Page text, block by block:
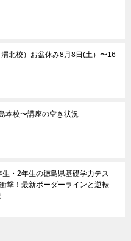
北校）お盆休み8月8日(土）〜16
本校〜講座の空き状況
生・2年生の徳島県基礎学力テス
撃！最新ボーダーラインと逆転